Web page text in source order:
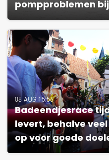
pompproblemen
08 AUG 15:56
Badeendjesrace
levert, behalve
op voor goede